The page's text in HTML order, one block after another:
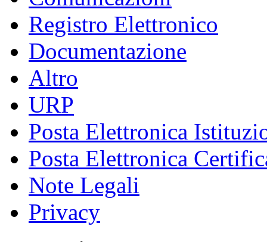
Registro Elettronico
Documentazione
Altro
URP
Posta Elettronica
Posta Elettronica
Note Legali
Privacy